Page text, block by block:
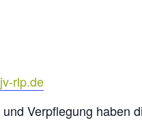
rlp.de
Verpflegung haben